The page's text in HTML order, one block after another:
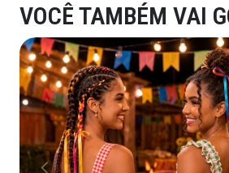
VOCÊ TAMBÉM VAI